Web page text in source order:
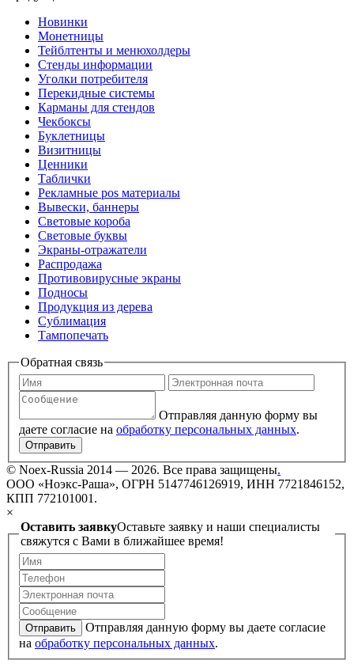
Новинки
Монетницы
Тейблтенты и менюхолдеры
Стенды информации
Уголки потребителя
Перекидные системы
Карманы для стендов
Чекбоксы
Буклетницы
Визитницы
Ценники
Таблички
Рекламные pos материалы
Вывески, баннеры
Световые короба
Световые буквы
Экраны-отражатели
Распродажа
Противовирусные экраны
Подносы
Продукция из дерева
Сублимация
Тампопечать
Обратная связь
Отправляя данную форму вы
даете согласие на обработку персональных данных.
Отправить
© Noex-Russia 2014 — 2026. Все права защищены.
ООО «Ноэкс-Раша», ОГРН 5147746126919, ИНН 7721846152,
КПП 772101001.
×
Оставить заявкуОставьте заявку и наши специалисты
свяжутся с Вами в ближайшее время!
Отправить
Отправляя данную форму вы даете согласие
на обработку персональных данных.